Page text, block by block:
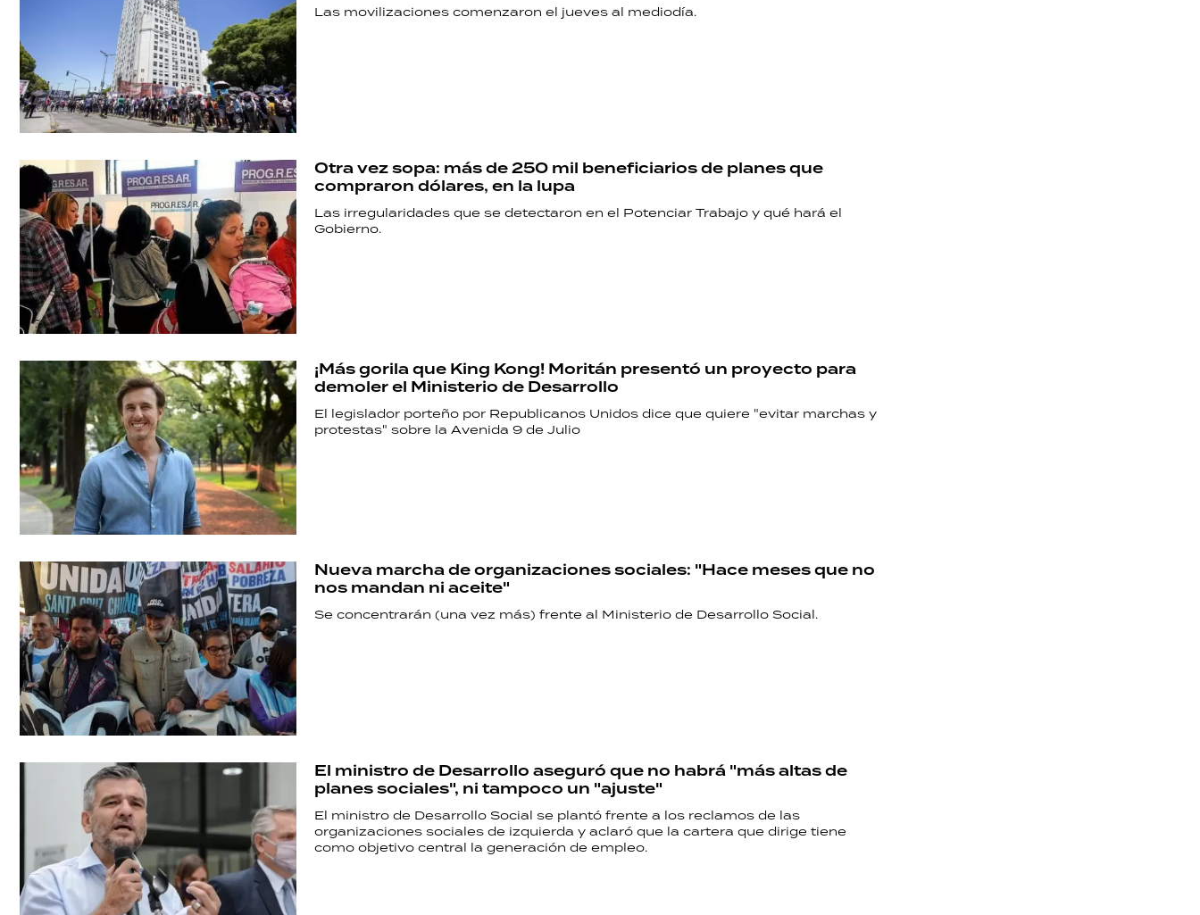
Las movilizaciones comenzaron el jueves al mediodía.
Otra vez sopa: más de 250 mil beneficiarios de planes que
compraron dólares, en la lupa
Las irregularidades que se detectaron en el Potenciar Trabajo y qué hará el
Gobierno.
¡Más gorila que King Kong! Moritán presentó un proyecto para
demoler el Ministerio de Desarrollo
El legislador porteño por Republicanos Unidos dice que quiere "evitar marchas y
protestas" sobre la Avenida 9 de Julio
Nueva marcha de organizaciones sociales: "Hace meses que no
nos mandan ni aceite"
Se concentrarán (una vez más) frente al Ministerio de Desarrollo Social.
El ministro de Desarrollo aseguró que no habrá "más altas de
planes sociales", ni tampoco un "ajuste"
El ministro de Desarrollo Social se plantó frente a los reclamos de las
organizaciones sociales de izquierda y aclaró que la cartera que dirige tiene
como objetivo central la generación de empleo.
GRAN
HERMANO
SALUD
DEPORTES
TECNOLOGÍA